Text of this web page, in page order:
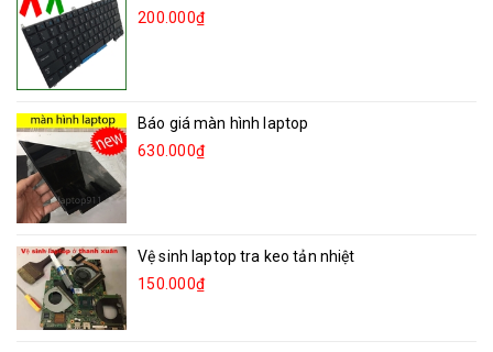
200.000₫
Báo giá màn hình laptop
630.000₫
Vệ sinh laptop tra keo tản nhiệt
150.000₫